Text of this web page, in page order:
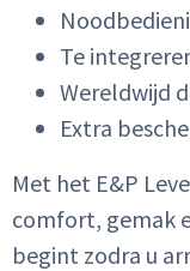
Te
Wereldwijd
Extra
Met het E&P
comfort, gemak
begint zodra u